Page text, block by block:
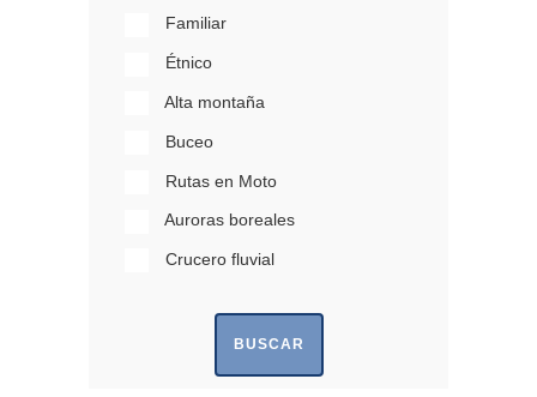
Familiar
Étnico
Alta montaña
Buceo
Rutas en Moto
Auroras boreales
Crucero fluvial
BUSCAR